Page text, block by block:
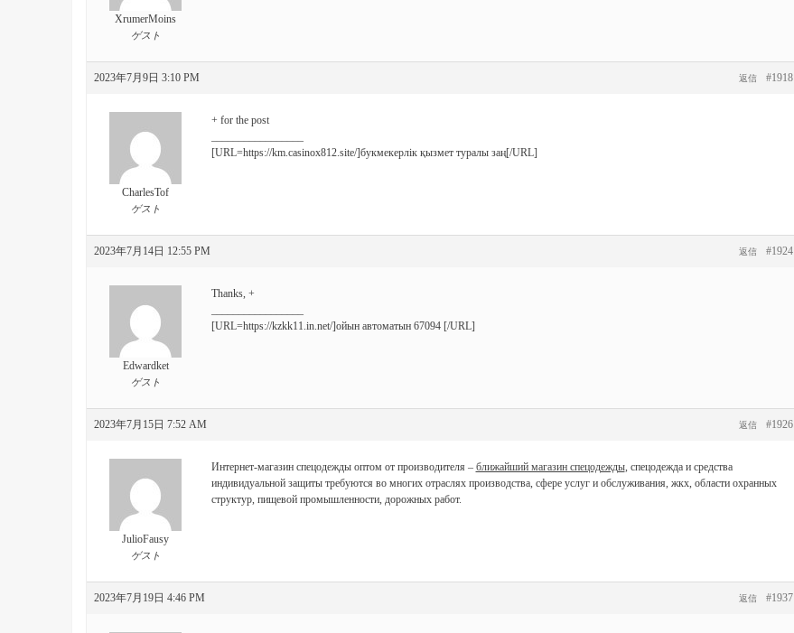
XrumerMoins
ゲスト
2023年7月9日 3:10 PM #1918
返信
CharlesTof
ゲスト
+ for the post
[URL=https://km.casinox812.site/]букмекерлік қызмет туралы заң[/URL]
2023年7月14日 12:55 PM #1924
返信
Edwardket
ゲスト
Thanks, +
[URL=https://kzkk11.in.net/]ойын автоматын 67094 [/URL]
2023年7月15日 7:52 AM #1926
返信
JulioFausy
ゲスト
Интернет-магазин спецодежды оптом от производителя – ближайший магазин спецодежды, спецодежда и средства
индивидуальной защиты требуются во многих отраслях производства, сфере услуг и обслуживания, жкх, области охранных
структур, пищевой промышленности, дорожных работ.
2023年7月19日 4:46 PM #1937
返信